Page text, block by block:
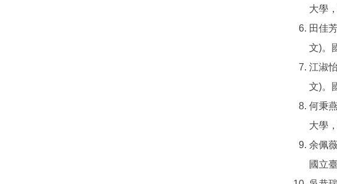
大學
田佳
文)。
江淑
文)。
何秉
大學
余佩
國立